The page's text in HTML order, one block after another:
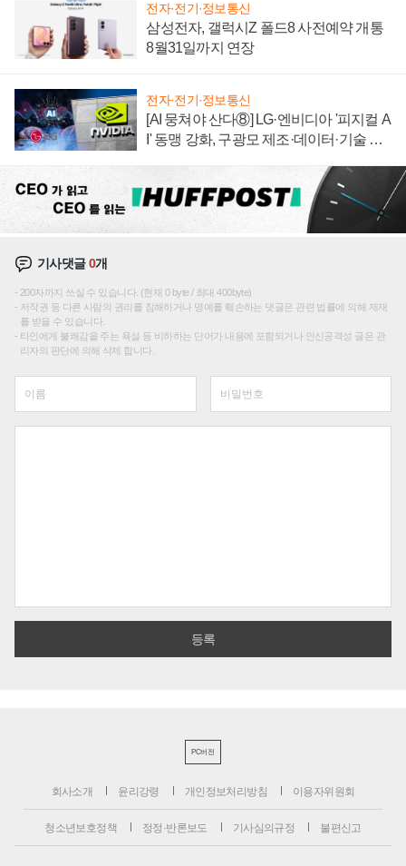
전자·전기·정보통신
삼성전자, 갤럭시Z 폴드8 사전예약 개통
8월31일까지 연장
전자·전기·정보통신
[AI 뭉쳐야 산다⑧] LG·엔비디아 '피지컬 A
I' 동맹 강화, 구광모 제조·데이터·기술 결
기사댓글0개
200자까지 쓰실 수 있습니다. (현재 0 byte / 최대 400byte)
저작권 등 다른 사람의 권리를 침해하거나 명예를 훼손하는 댓글은 관련 법률에 의해 제재
를 받을 수 있습니다.
타인에게 불쾌감을 주는 욕설 등 비하하는 단어가 내용에 포함되거나 인신공격성 글은 관
리자의 판단에 의해 삭제 합니다.
PC버전
회사소개 윤리강령 개인정보처리방침 이용자위원회
청소년보호정책 정정·반론보도 기사심의규정 불편신고